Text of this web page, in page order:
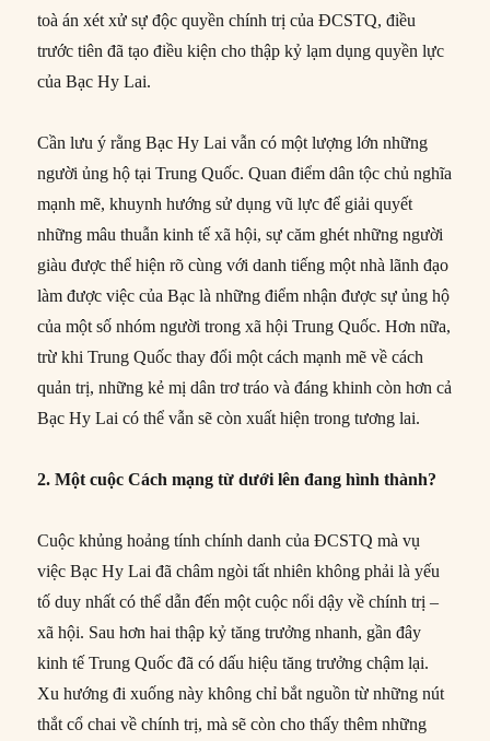
toà án xét xử sự độc quyền chính trị của ĐCSTQ, điều
trước tiên đã tạo điều kiện cho thập kỷ lạm dụng quyền lực
của Bạc Hy Lai.
Cần lưu ý rằng Bạc Hy Lai vẫn có một lượng lớn những
người ủng hộ tại Trung Quốc. Quan điểm dân tộc chủ nghĩa
mạnh mẽ, khuynh hướng sử dụng vũ lực để giải quyết
những mâu thuẫn kinh tế xã hội, sự căm ghét những người
giàu được thể hiện rõ cùng với danh tiếng một nhà lãnh đạo
làm được việc của Bạc là những điểm nhận được sự ủng hộ
của một số nhóm người trong xã hội Trung Quốc. Hơn nữa,
trừ khi Trung Quốc thay đổi một cách mạnh mẽ về cách
quản trị, những kẻ mị dân trơ tráo và đáng khinh còn hơn cả
Bạc Hy Lai có thể vẫn sẽ còn xuất hiện trong tương lai.
2. Một cuộc Cách mạng từ dưới lên đang hình thành?
Cuộc khủng hoảng tính chính danh của ĐCSTQ mà vụ
việc Bạc Hy Lai đã châm ngòi tất nhiên không phải là yếu
tố duy nhất có thể dẫn đến một cuộc nổi dậy về chính trị –
xã hội. Sau hơn hai thập kỷ tăng trưởng nhanh, gần đây
kinh tế Trung Quốc đã có dấu hiệu tăng trưởng chậm lại.
Xu hướng đi xuống này không chỉ bắt nguồn từ những nút
thắt cổ chai về chính trị, mà sẽ còn cho thấy thêm những